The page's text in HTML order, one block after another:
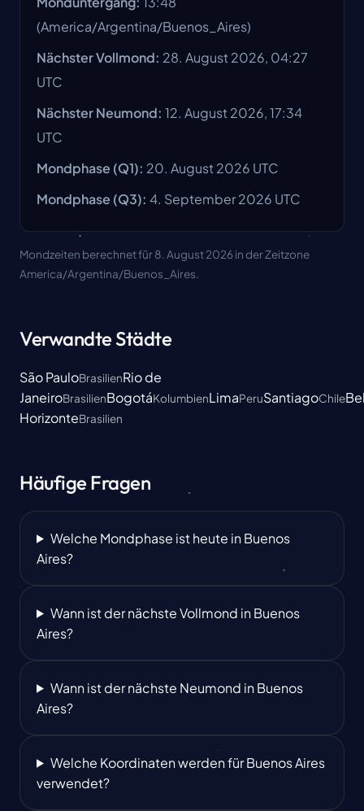
(America/Argentina/Buenos_Aires)
Nächster Vollmond: 28. August 2026, 04:27
UTC
Nächster Neumond: 12. August 2026, 17:34
UTC
Mondphase (Q1): 20. August 2026 UTC
Mondphase (Q3): 4. September 2026 UTC
Mondzeiten berechnet für 8. August 2026 in der Zeitzone
America/Argentina/Buenos_Aires.
Verwandte Städte
São PauloBrasilienRio de
JaneiroBrasilienBogotáKolumbienLimaPeruSantiagoChile
HorizonteBrasilien
Häufige Fragen
Welche Mondphase ist heute in Buenos
Aires?
Wann ist der nächste Vollmond in Buenos
Aires?
Wann ist der nächste Neumond in Buenos
Aires?
Welche Koordinaten werden für Buenos Aires
verwendet?